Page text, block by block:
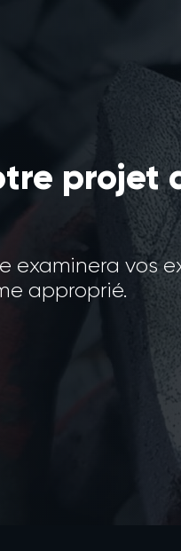
projet
examinera vos
approprié.